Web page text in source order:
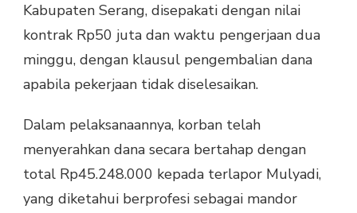
Kabupaten Serang, disepakati dengan nilai
kontrak Rp50 juta dan waktu pengerjaan dua
minggu, dengan klausul pengembalian dana
apabila pekerjaan tidak diselesaikan.
Dalam pelaksanaannya, korban telah
menyerahkan dana secara bertahap dengan
total Rp45.248.000 kepada terlapor Mulyadi,
yang diketahui berprofesi sebagai mandor